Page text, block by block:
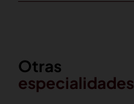
Otras
especialidades